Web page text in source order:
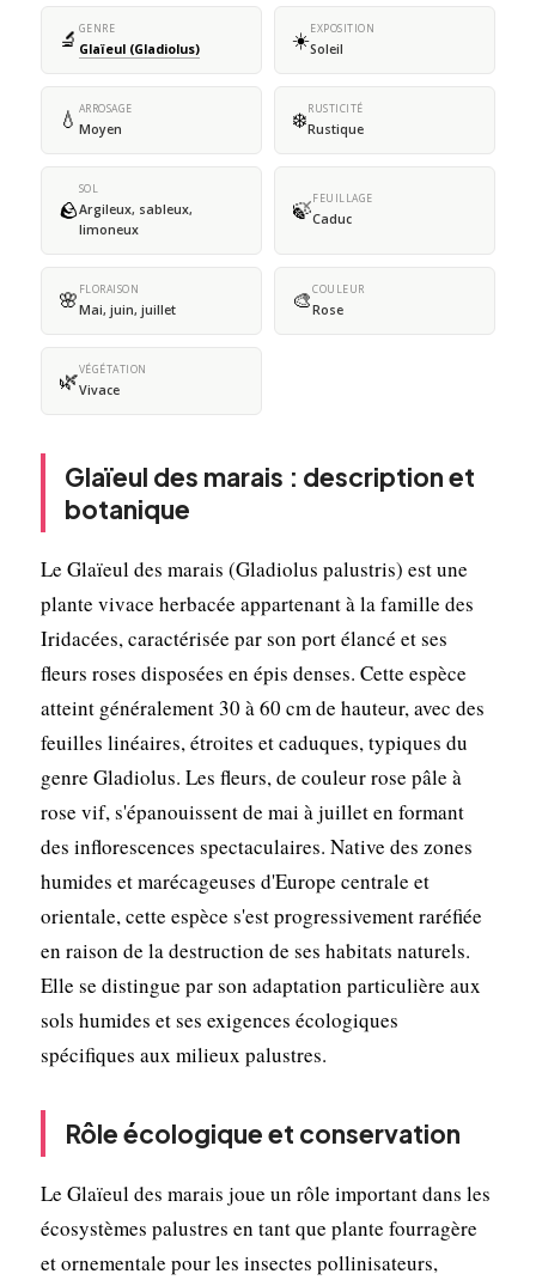
🔬 GENRE
Glaïeul (Gladiolus) ☀️EXPOSITION
Soleil
💧 ARROSAGE
Moyen ❄️RUSTICITÉ
Rustique
🪨
SOL
Argileux, sableux,
limoneux
🍃FEUILLAGE
Caduc
🌸 FLORAISON
Mai, juin, juillet 🎨COULEUR
Rose
🌿VÉGÉTATION
Vivace
Glaïeul des marais : description et
botanique
Le Glaïeul des marais (Gladiolus palustris) est une
plante vivace herbacée appartenant à la famille des
Iridacées, caractérisée par son port élancé et ses
fleurs roses disposées en épis denses. Cette espèce
atteint généralement 30 à 60 cm de hauteur, avec des
feuilles linéaires, étroites et caduques, typiques du
genre Gladiolus. Les fleurs, de couleur rose pâle à
rose vif, s'épanouissent de mai à juillet en formant
des inflorescences spectaculaires. Native des zones
humides et marécageuses d'Europe centrale et
orientale, cette espèce s'est progressivement raréfiée
en raison de la destruction de ses habitats naturels.
Elle se distingue par son adaptation particulière aux
sols humides et ses exigences écologiques
spécifiques aux milieux palustres.
Rôle écologique et conservation
Le Glaïeul des marais joue un rôle important dans les
écosystèmes palustres en tant que plante fourragère
et ornementale pour les insectes pollinisateurs,